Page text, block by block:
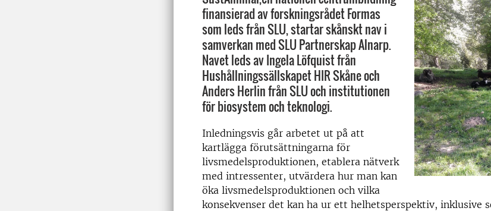
finansierad av forskningsrådet Formas
som leds från SLU, startar skånskt nav i
samverkan med SLU Partnerskap Alnarp.
Navet leds av Ingela Löfquist från
Hushållningssällskapet HIR Skåne och
Anders Herlin från SLU och institutionen
för biosystem och teknologi.
Inledningsvis går arbetet ut på att
kartlägga förutsättningarna för
livsmedelsproduktionen, etablera nätverk
med intressenter, utvärdera hur man kan
öka livsmedelsproduktionen och vilka
konsekvenser det kan ha ur ett helhetsperspektiv, inklusive